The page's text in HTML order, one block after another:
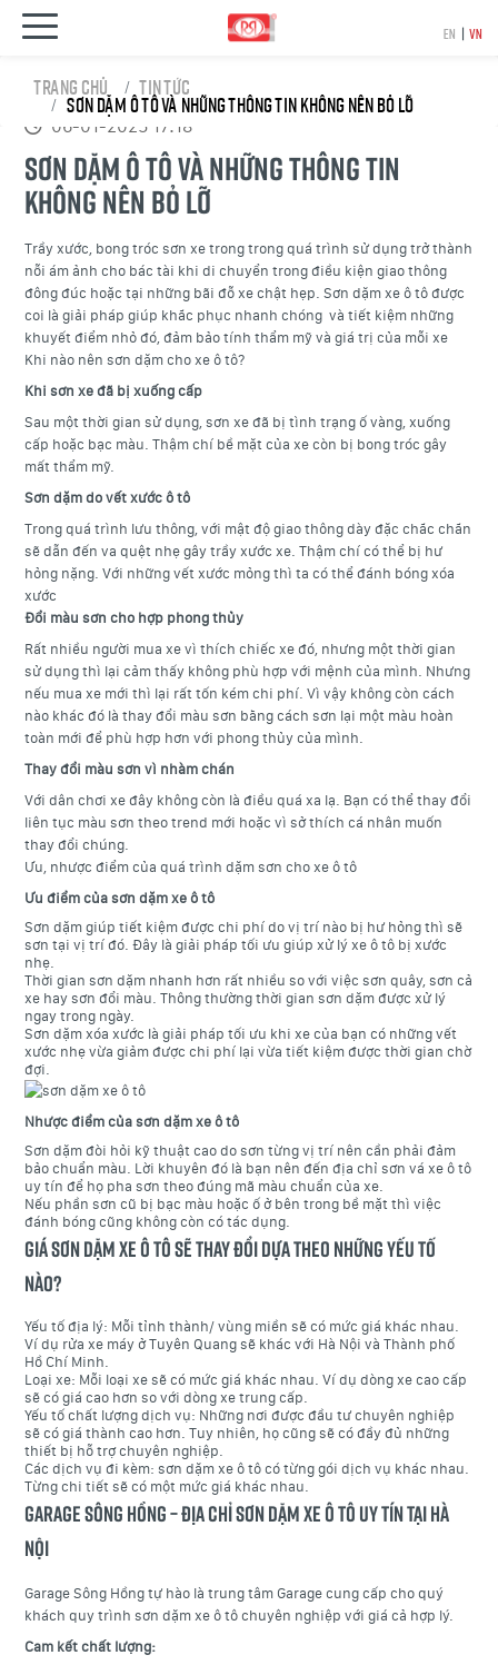
EN | VN
Trang chủ Tin tức
SƠN DẶM Ô TÔ VÀ NHỮNG THÔNG TIN KHÔNG NÊN BỎ LỠ
06-01-2025 17:18
SƠN DẶM Ô TÔ VÀ NHỮNG THÔNG TIN
KHÔNG NÊN BỎ LỠ
Trầy xước, bong tróc sơn xe trong trong quá trình sử dụng trở thành
nỗi ám ảnh cho bác tài khi di chuyển trong điều kiện giao thông
đông đúc hoặc tại những bãi đỗ xe chật hẹp. Sơn dặm xe ô tô được
coi là giải pháp giúp khắc phục nhanh chóng và tiết kiệm những
khuyết điểm nhỏ đó, đảm bảo tính thẩm mỹ và giá trị của mỗi xe
Khi nào nên sơn dặm cho xe ô tô?
Khi sơn xe đã bị xuống cấp
Sau một thời gian sử dụng, sơn xe đã bị tình trạng ố vàng, xuống
cấp hoặc bạc màu. Thậm chí bề mặt của xe còn bị bong tróc gây
mất thẩm mỹ.
Sơn dặm do vết xước ô tô
Trong quá trình lưu thông, với mật độ giao thông dày đặc chắc chắn
sẽ dẫn đến va quệt nhẹ gây trầy xước xe. Thậm chí có thể bị hư
hỏng nặng. Với những vết xước mỏng thì ta có thể đánh bóng xóa
xước
Đổi màu sơn cho hợp phong thủy
Rất nhiều người mua xe vì thích chiếc xe đó, nhưng một thời gian
sử dụng thì lại cảm thấy không phù hợp với mệnh của mình. Nhưng
nếu mua xe mới thì lại rất tốn kém chi phí. Vì vậy không còn cách
nào khác đó là thay đổi màu sơn bằng cách sơn lại một màu hoàn
toàn mới để phù hợp hơn với phong thủy của mình.
Thay đổi màu sơn vì nhàm chán
Với dân chơi xe đây không còn là điều quá xa lạ. Bạn có thể thay đổi
liên tục màu sơn theo trend mới hoặc vì sở thích cá nhân muốn
thay đổi chúng.
Ưu, nhược điểm của quá trình dặm sơn cho xe ô tô
Ưu điểm của sơn dặm xe ô tô
Sơn dặm giúp tiết kiệm được chi phí do vị trí nào bị hư hỏng thì sẽ
sơn tại vị trí đó. Đây là giải pháp tối ưu giúp xử lý xe ô tô bị xước
nhẹ.
Thời gian sơn dặm nhanh hơn rất nhiều so với việc sơn quây, sơn cả
xe hay sơn đổi màu. Thông thường thời gian sơn dặm được xử lý
ngay trong ngày.
Sơn dặm xóa xước là giải pháp tối ưu khi xe của bạn có những vết
xước nhẹ vừa giảm được chi phí lại vừa tiết kiệm được thời gian chờ
đợi.
Nhược điểm của sơn dặm xe ô tô
Sơn dặm đòi hỏi kỹ thuật cao do sơn từng vị trí nên cần phải đảm
bảo chuẩn màu. Lời khuyên đó là bạn nên đến địa chỉ sơn vá xe ô tô
uy tín để họ pha sơn theo đúng mã màu chuẩn của xe.
Nếu phần sơn cũ bị bạc màu hoặc ố ở bên trong bề mặt thì việc
đánh bóng cũng không còn có tác dụng.
Giá sơn dặm xe ô tô sẽ thay đổi dựa theo những yếu tố
nào?
Yếu tố địa lý: Mỗi tỉnh thành/ vùng miền sẽ có mức giá khác nhau.
Ví dụ rửa xe máy ở Tuyên Quang sẽ khác với Hà Nội và Thành phố
Hồ Chí Minh.
Loại xe: Mỗi loại xe sẽ có mức giá khác nhau. Ví dụ dòng xe cao cấp
sẽ có giá cao hơn so với dòng xe trung cấp.
Yếu tố chất lượng dịch vụ: Những nơi được đầu tư chuyên nghiệp
sẽ có giá thành cao hơn. Tuy nhiên, họ cũng sẽ có đầy đủ những
thiết bị hỗ trợ chuyên nghiệp.
Các dịch vụ đi kèm: sơn dặm xe ô tô có từng gói dịch vụ khác nhau.
Từng chi tiết sẽ có một mức giá khác nhau.
Garage Sông Hồng – Địa chỉ sơn dặm xe ô tô uy tín tại Hà
Nội
Garage Sông Hồng tự hào là trung tâm Garage cung cấp cho quý
khách quy trình sơn dặm xe ô tô chuyên nghiệp với giá cả hợp lý.
Cam kết chất lượng: